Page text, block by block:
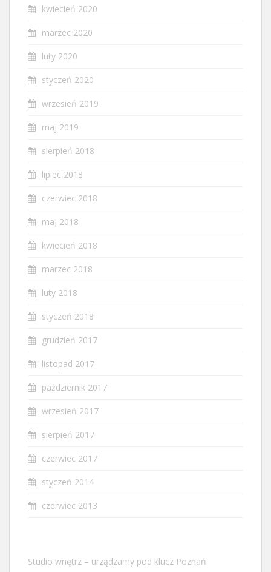
kwiecień 2020
marzec 2020
luty 2020
styczeń 2020
wrzesień 2019
maj 2019
sierpień 2018
lipiec 2018
czerwiec 2018
maj 2018
kwiecień 2018
marzec 2018
luty 2018
styczeń 2018
grudzień 2017
listopad 2017
październik 2017
wrzesień 2017
sierpień 2017
czerwiec 2017
styczeń 2014
czerwiec 2013
Studio wnętrz – urządzamy pod klucz Poznań